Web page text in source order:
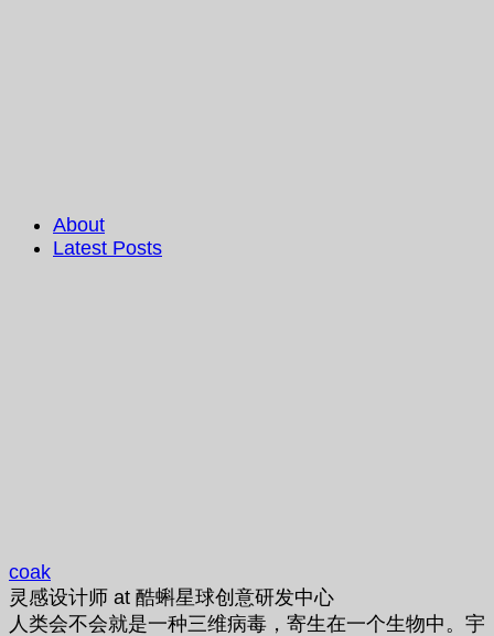
About
Latest Posts
coak
灵感设计师 at 酷蝌星球创意研发中心
人类会不会就是一种三维病毒，寄生在一个生物中。宇